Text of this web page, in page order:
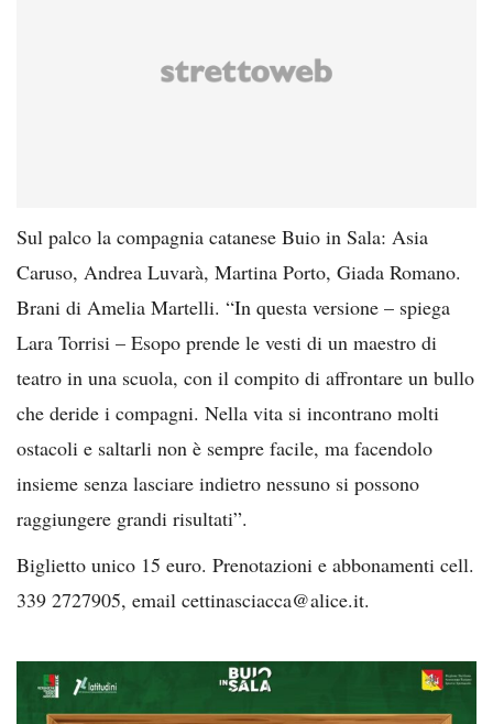
Sul palco la compagnia catanese Buio in Sala: Asia
Caruso, Andrea Luvarà, Martina Porto, Giada Romano.
Brani di Amelia Martelli. “In questa versione – spiega
Lara Torrisi – Esopo prende le vesti di un maestro di
teatro in una scuola, con il compito di affrontare un bullo
che deride i compagni. Nella vita si incontrano molti
ostacoli e saltarli non è sempre facile, ma facendolo
insieme senza lasciare indietro nessuno si possono
raggiungere grandi risultati”.
Biglietto unico 15 euro. Prenotazioni e abbonamenti cell.
339 2727905, email cettinasciacca@alice.it.